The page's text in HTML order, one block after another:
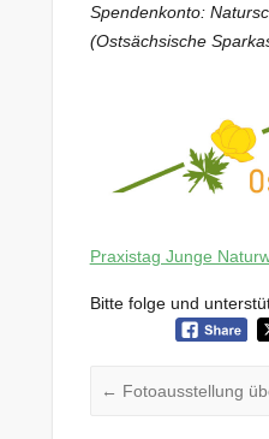
Spendenkonto:
(Ostsächsische
Praxistag Junge
Bitte folge und
← Fotoausstellung